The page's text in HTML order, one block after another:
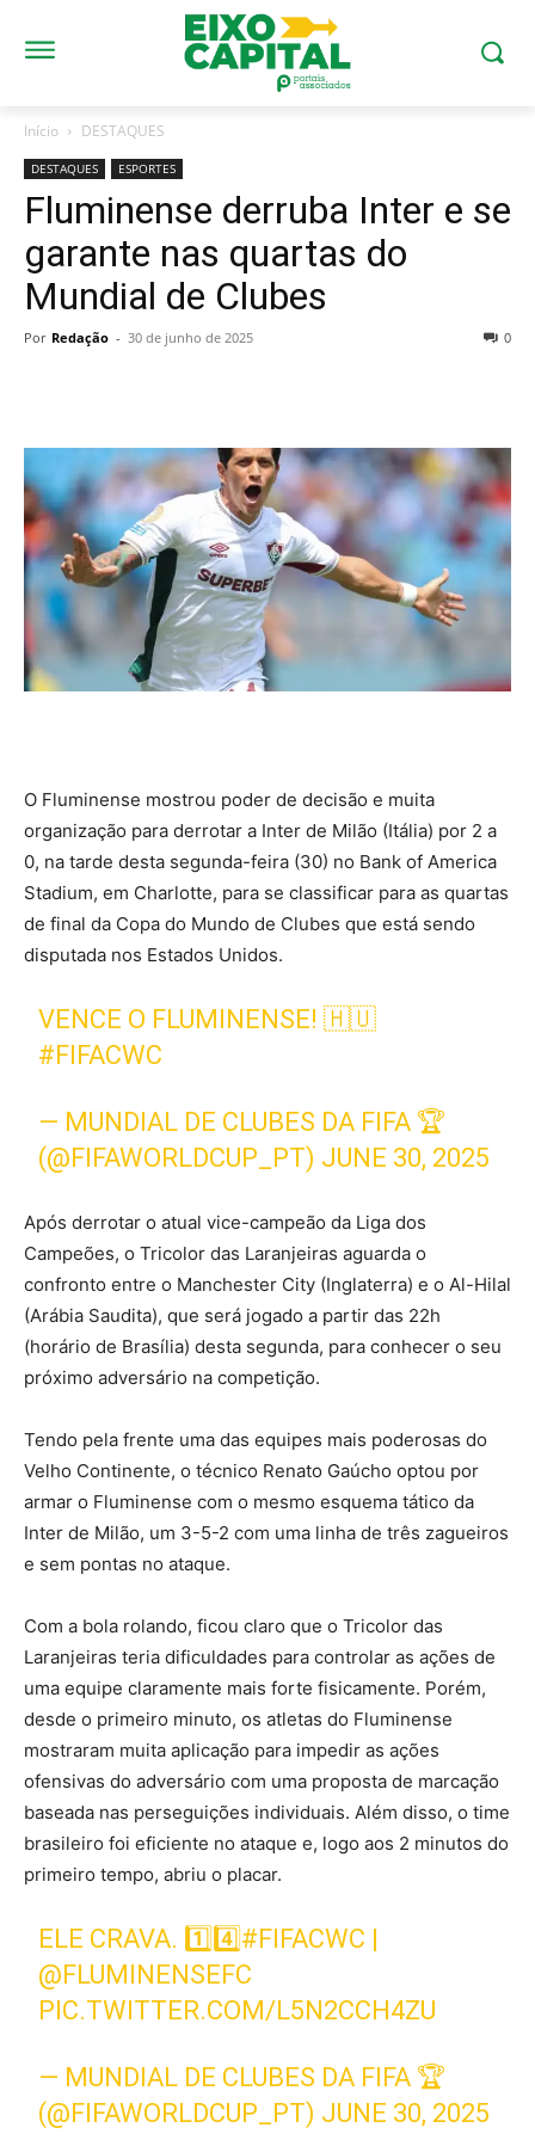
Início DESTAQUES
DESTAQUES ESPORTES
Fluminense derruba Inter e se
garante nas quartas do
Mundial de Clubes
Por Redação - 30 de junho de 2025 0
O Fluminense mostrou poder de decisão e muita
organização para derrotar a Inter de Milão (Itália) por 2 a
0, na tarde desta segunda-feira (30) no Bank of America
Stadium, em Charlotte, para se classificar para as quartas
de final da Copa do Mundo de Clubes que está sendo
disputada nos Estados Unidos.
VENCE O FLUMINENSE! 🇭🇺
#FIFACWC
— MUNDIAL DE CLUBES DA FIFA 🏆
(@FIFAWORLDCUP_PT) JUNE 30, 2025
Após derrotar o atual vice-campeão da Liga dos
Campeões, o Tricolor das Laranjeiras aguarda o
confronto entre o Manchester City (Inglaterra) e o Al-Hilal
(Arábia Saudita), que será jogado a partir das 22h
(horário de Brasília) desta segunda, para conhecer o seu
próximo adversário na competição.
Tendo pela frente uma das equipes mais poderosas do
Velho Continente, o técnico Renato Gaúcho optou por
armar o Fluminense com o mesmo esquema tático da
Inter de Milão, um 3-5-2 com uma linha de três zagueiros
e sem pontas no ataque.
Com a bola rolando, ficou claro que o Tricolor das
Laranjeiras teria dificuldades para controlar as ações de
uma equipe claramente mais forte fisicamente. Porém,
desde o primeiro minuto, os atletas do Fluminense
mostraram muita aplicação para impedir as ações
ofensivas do adversário com uma proposta de marcação
baseada nas perseguições individuais. Além disso, o time
brasileiro foi eficiente no ataque e, logo aos 2 minutos do
primeiro tempo, abriu o placar.
ELE CRAVA. 1️⃣4️⃣#FIFACWC |
@FLUMINENSEFC
PIC.TWITTER.COM/L5N2CCH4ZU
— MUNDIAL DE CLUBES DA FIFA 🏆
(@FIFAWORLDCUP_PT) JUNE 30, 2025